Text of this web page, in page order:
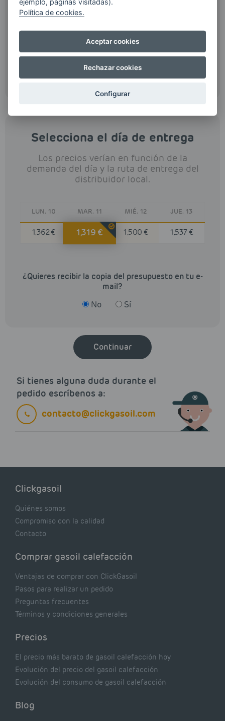
Gastos de envío e IVA incluidos
> ¿Tienes un cupón de descuento?
*Ahorro calculado basándonos en el precio medio de
otros proveedores en Soria (1.564€/l)
Selecciona el día de entrega
Los precios verían en función de la
demanda del día y la ruta de entrega del
distribuidor local.
LUN. 10 MAR. 11 MIÉ. 12 JUE. 13
1,362 € 1,319 € 1,500 € 1,537 €
¿Quieres recibir la copia del presupuesto en tu e-
mail?
No Sí
Continuar
Si tienes alguna duda durante el
pedido escríbenos a:
contacto@clickgasoil.com
Clickgasoil
Quiénes somos
Compromiso con la calidad
Contacto
Comprar gasoil calefacción
Ventajas de comprar con ClickGasoil
Pasos para realizar un pedido
Preguntas frecuentes
Términos y condiciones generales
Precios
El precio más barato de gasoil calefacción hoy
Evolución del precio del gasoil calefacción
Evolución del consumo de gasoil calefacción
Blog
Política de cookies.
Aceptar cookies
Rechazar cookies
Configurar